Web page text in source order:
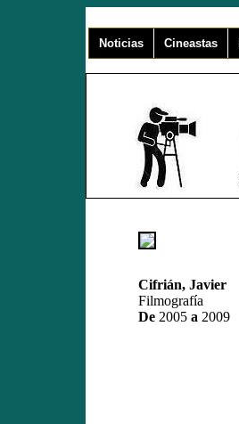
Noticias Cineastas
Cifrián, Javier
Filmografía
De2005 a 2009